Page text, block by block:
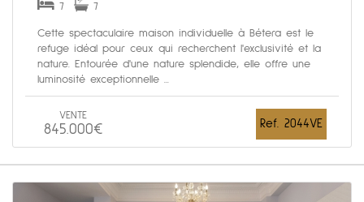
7 7
Cette spectaculaire maison individuelle à Bétera est le
refuge idéal pour ceux qui recherchent l'exclusivité et la
nature. Entourée d'une nature splendide, elle offre une
luminosité exceptionnelle ...
VENTE
845.000€ Ref. 2044VE